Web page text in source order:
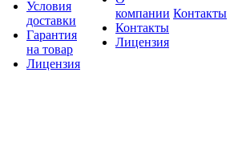
Условия
доставки
Гарантия
на товар
Лицензия
компании
Контакты
Лицензия
Контакты